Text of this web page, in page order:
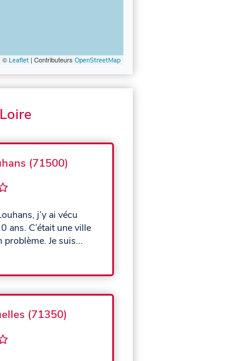
© Leaflet | Contributeurs OpenStreetMap
(71500)
j’y ai vécu
ans. C’était une ville
problème. Je suis...
(71350)